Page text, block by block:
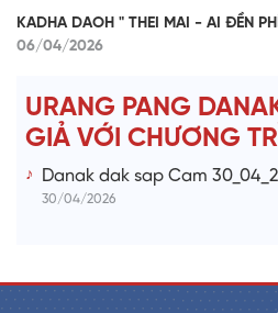
KADHA DAOH " THEI MAI - AI ĐỀN
06/04/2026
URANG PANG
GIẢ VỚI CHƯƠNG
Danak dak sap Cam
30/04/2026